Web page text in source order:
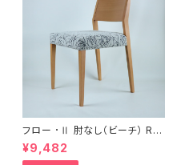
フロー ･Ⅱ 肘なし（ビーチ） RN
A
¥9,482